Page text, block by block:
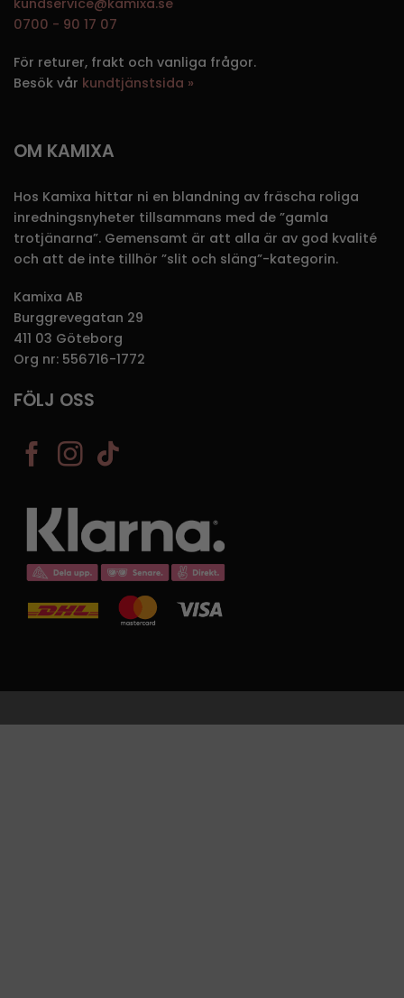
kundservice@kamixa.se
0700 - 90 17 07
För returer, frakt och vanliga frågor.
Besök vår kundtjänstsida »
OM KAMIXA
Hos Kamixa hittar ni en blandning av fräscha roliga
inredningsnyheter tillsammans med de ”gamla
trotjänarna”. Gemensamt är att alla är av god kvalité
och att de inte tillhör ”slit och släng”-kategorin.
Kamixa AB
Burggrevegatan 29
411 03 Göteborg
Org nr: 556716-1772
FÖLJ OSS